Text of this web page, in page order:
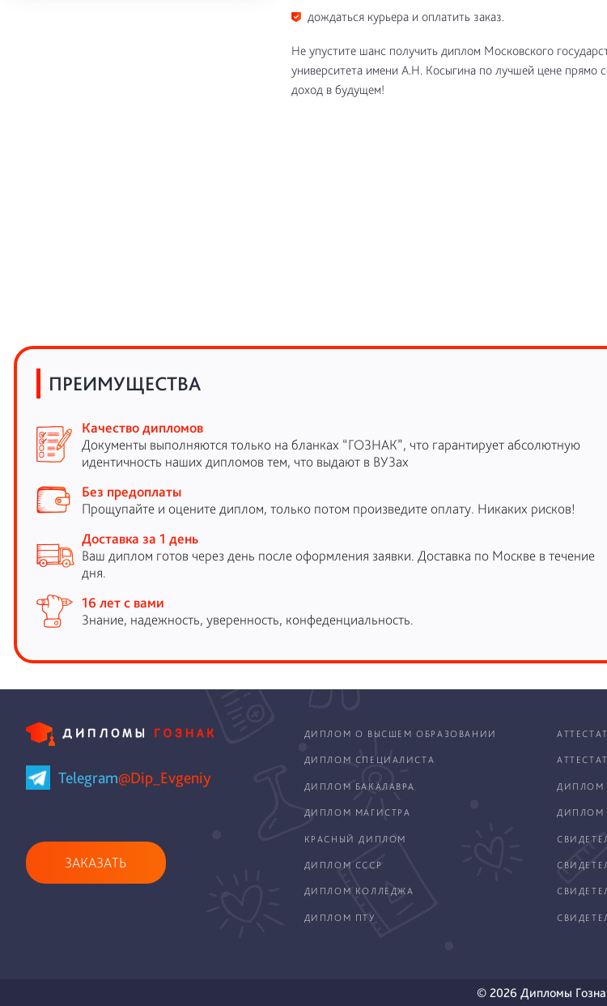
дождаться курьера и оплатить заказ.
Не упустите шанс получить диплом Московского
университета имени А.Н. Косыгина по лучшей цене прямо
доход в будущем!
ПРЕИМУЩЕСТВА
Качество дипломов
Документы выполняются только на бланках “ГОЗНАК”, что гарантирует абсолютную
идентичность наших дипломов тем, что выдают в ВУЗах
Без предоплаты
Прощупайте и оцените диплом, только потом произведите оплату. Никаких рисков!
Доставка за 1 день
Ваш диплом готов через день после оформления заявки. Доставка по Москве в течение
дня.
16 лет с вами
Знание, надежность, уверенность, конфеденциальность.
Telegram@Dip_Evgeniy
ЗАКАЗАТЬ
ДИПЛОМ О ВЫСШЕМ ОБРАЗОВАНИИ
ДИПЛОМ СПЕЦИАЛИСТА
ДИПЛОМ БАКАЛАВРА ДИПЛОМ
ДИПЛОМ МАГИСТРА ДИПЛОМ
КРАСНЫЙ ДИПЛОМ
ДИПЛОМ СССР
ДИПЛОМ КОЛЛЕДЖА
ДИПЛОМ ПТУ
© 2026 Дипломы